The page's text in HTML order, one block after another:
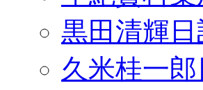
黒田清輝日
久米桂一